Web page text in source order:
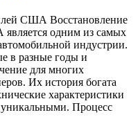
США Восстановление
одним из самых
индустрии.
в разные годы и
для многих
Их история богата
характеристики
Процесс